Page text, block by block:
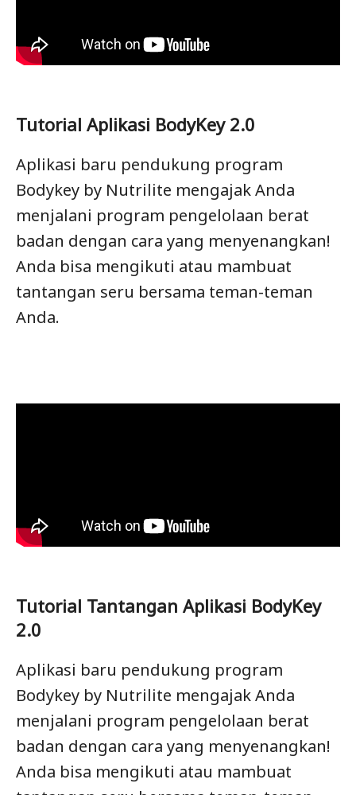
Tutorial Aplikasi BodyKey 2.0
Aplikasi baru pendukung program
Bodykey by Nutrilite mengajak Anda
menjalani program pengelolaan berat
badan dengan cara yang menyenangkan!
Anda bisa mengikuti atau mambuat
tantangan seru bersama teman-teman
Anda.
Tutorial Tantangan Aplikasi BodyKey
2.0
Aplikasi baru pendukung program
Bodykey by Nutrilite mengajak Anda
menjalani program pengelolaan berat
badan dengan cara yang menyenangkan!
Anda bisa mengikuti atau mambuat